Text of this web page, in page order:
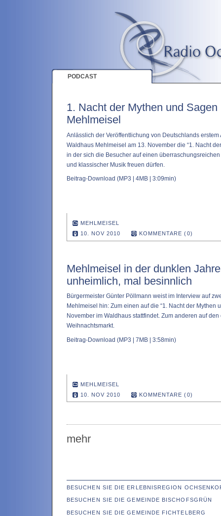
PODCAST
1. Nacht der Mythen und
Mehlmeisel
Anlässlich der Veröffentlichung von Deutschlands
Waldhaus Mehlmeisel am 13. November die “1. Nacht
in der sich die Besucher auf einen
und klassischer Musik freuen dürfen.
Beitrag-Download (MP3 | 4MB | 3:09min)
MEHLMEISEL
10. NOV 2010
KOMMENTARE (0)
Mehlmeisel in der dunklen
unheimlich, mal besinnlich
Bürgermeister Günter Pöllmann weist im Interview auf
Mehlmeisel hin: Zum einen auf die “1. Nacht der Mythen
November im Waldhaus stattfindet. Zum anderen auf
Weihnachtsmarkt.
Beitrag-Download (MP3 | 7MB | 3:58min)
MEHLMEISEL
10. NOV 2010
KOMMENTARE (0)
mehr
BESUCHEN SIE DIE ERLEBNISREGION
BESUCHEN SIE DIE GEMEINDE BISCHOFSGRÜN
BESUCHEN SIE DIE GEMEINDE FICHTELBERG